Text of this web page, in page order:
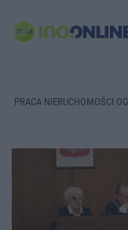
PRACA NIERUCHOMOŚCI